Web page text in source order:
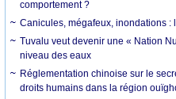
comportement ?
Canicules, mégafeux, inondations :
Tuvalu veut devenir une « Nation
niveau des eaux
Réglementation chinoise sur le
droits humains dans la région